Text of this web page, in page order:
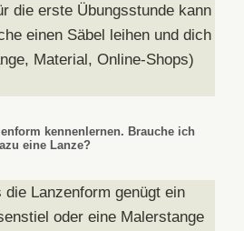
die erste Übungsstunde kann
einen Säbel leihen und dich
Material, Online-Shops)
kennenlernen. Brauche ich
eine Lanze?
Lanzenform genügt ein
oder eine Malerstange